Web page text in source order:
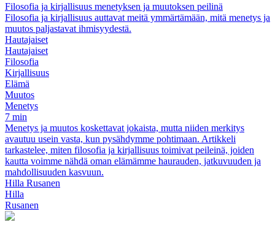
Filosofia ja kirjallisuus menetyksen ja muutoksen peilinä
Filosofia ja kirjallisuus auttavat meitä ymmärtämään, mitä menetys ja
muutos paljastavat ihmisyydestä.
Hautajaiset
Hautajaiset
Filosofia
Kirjallisuus
Elämä
Muutos
Menetys
7 min
Menetys ja muutos koskettavat jokaista, mutta niiden merkitys
avautuu usein vasta, kun pysähdymme pohtimaan. Artikkeli
tarkastelee, miten filosofia ja kirjallisuus toimivat peileinä, joiden
kautta voimme nähdä oman elämämme haurauden, jatkuvuuden ja
mahdollisuuden kasvuun.
Hilla Rusanen
Hilla
Rusanen